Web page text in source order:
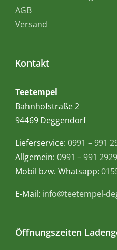
AGB
Versand
Kontakt
Teetempel
Bahnhofstraße 2
94469 Deggendorf
Lieferservice: 0991 – 991
Allgemein: 0991 – 991
Mobil bzw. Whatsapp:
E-Mail: info@teetempel-
Öffnungszeiten